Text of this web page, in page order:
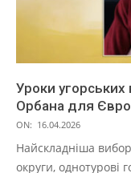
Уроки угорських
Орбана для
ON: 16.04.2026
Найскладніша
округи, однотурові